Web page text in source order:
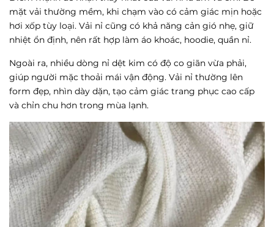
mặt vải thường mềm, khi chạm vào có cảm giác mịn hoặc
hơi xốp tùy loại. Vải nỉ cũng có khả năng cản gió nhẹ, giữ
nhiệt ổn định, nên rất hợp làm áo khoác, hoodie, quần nỉ.
Ngoài ra, nhiều dòng nỉ dệt kim có độ co giãn vừa phải,
giúp người mặc thoải mái vận động. Vải nỉ thường lên
form đẹp, nhìn dày dặn, tạo cảm giác trang phục cao cấp
và chỉn chu hơn trong mùa lạnh.